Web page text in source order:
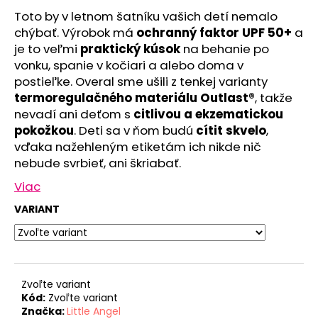
hviezdičiek.
Toto by v letnom šatníku vašich detí nemalo
chýbať. Výrobok má ochranný faktor UPF 50+ a
je to veľmi praktický kúsok na behanie po
vonku, spanie v kočiari a alebo doma v
postieľke. Overal sme ušili z tenkej varianty
termoregulačného materiálu Outlast®, takže
nevadí ani deťom s citlivou a ekzematickou
pokožkou. Deti sa v ňom budú cítit skvelo,
vďaka nažehleným etiketám ich nikde nič
nebude svrbieť, ani škriabať.
Viac
VARIANT
Zvoľte variant
Kód: Zvoľte variant
Značka:Little Angel
d
p
o
r
ú
č
a
m
e
ŠMYK
-
ŠEDÝ
MELÍR